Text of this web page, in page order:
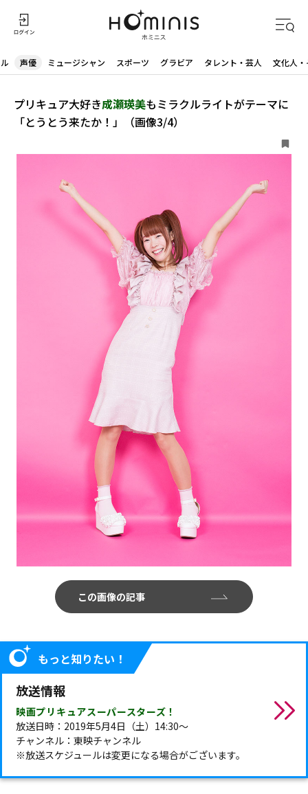
声優 ミュージシャン スポーツ グラビア タレント・芸人 文化人
プリキュア大好き成瀬瑛美もミラクルライトがテーマに
「とうとう来たか！」（画像3/4）
この画像の記事
もっと知りたい！
放送情報
映画プリキュアスーパースターズ！
放送日時：2019年5月4日（土）14:30～
チャンネル：東映チャンネル
※放送スケジュールは変更になる場合がございます。